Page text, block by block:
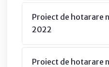
Proiect de hotarare
2022
Proiect de hotarare